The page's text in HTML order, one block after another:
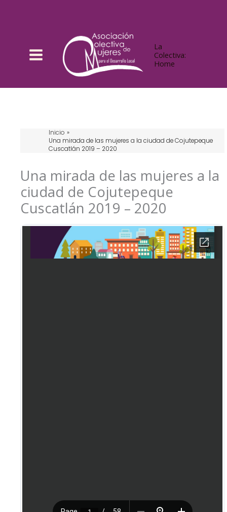
La
Colectiva:
Home
Inicio
Una mirada de las mujeres a la ciudad de Cojutepeque
Cuscatlán 2019 – 2020
Una mirada de las mujeres a la
ciudad de Cojutepeque
Cuscatlán 2019 – 2020